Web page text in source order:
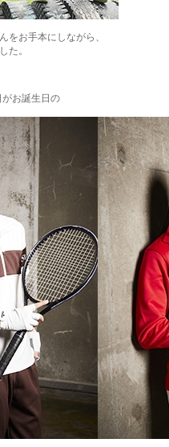
をお手本にしながら、
た。
お誕生日の